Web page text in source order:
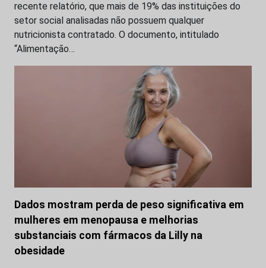
recente relatório, que mais de 19% das instituições do
setor social analisadas não possuem qualquer
nutricionista contratado. O documento, intitulado
“Alimentação…
Dados mostram perda de peso significativa em
mulheres em menopausa e melhorias
substanciais com fármacos da Lilly na
obesidade